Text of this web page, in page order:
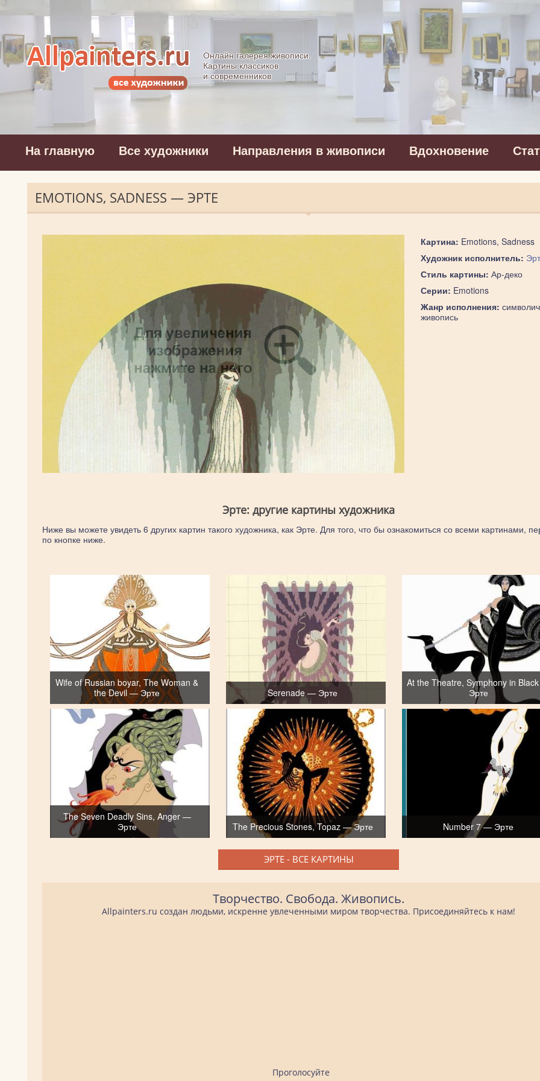
Allpainters.ru - картинная галерея
Онлайн галерея живописи.
Картины классиков
и современников
На главную Все художники Направления в живописи Вдохновение
EMOTIONS, SADNESS — ЭРТЕ
Картина: Emotions, Sadness
Художник исполнитель:
Стиль картины: Ар-деко
Серии: Emotions
Жанр исполнения:
живопись
Эрте: другие картины художника
Ниже вы можете увидеть 6 других картин такого художника, как Эрте. Для того, что бы ознакомиться со всеми картинами,
по кнопке ниже.
Wife of Russian boyar, The Woman &
the Devil — Эрте
Serenade — Эрте
At the Theatre, Symphony in
Эрте
The Seven Deadly Sins, Anger —
Эрте
The Precious Stones, Topaz — Эрте Number 7 — Эрте
ЭРТЕ - ВСЕ КАРТИНЫ
Творчество. Свобода. Живопись.
Allpainters.ru создан людьми, искренне увлеченными миром творчества. Присоединяйтесь к нам!
Проголосуйте